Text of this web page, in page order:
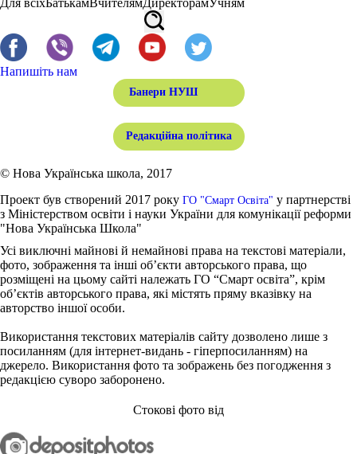
Для всіхБатькамВчителямДиректорамУчням
Напишіть нам
Банери НУШ
Редакційна політика
© Нова Українська школа, 2017
Проект був створений 2017 року ГО "Смарт Освіта" у партнерстві
з Міністерством освіти і науки України для комунікації реформи
"Нова Українська Школа"
Усі виключні майнові й немайнові права на текстові матеріали,
фото, зображення та інші об’єкти авторського права, що
розміщені на цьому сайті належать ГО “Смарт освіта”, крім
об’єктів авторського права, які містять пряму вказівку на
авторство іншої особи.
Використання текстових матеріалів сайту дозволено лише з
посиланням (для інтернет-видань - гіперпосиланням) на
джерело. Використання фото та зображень без погодження з
редакцією суворо заборонено.
Стокові фото від